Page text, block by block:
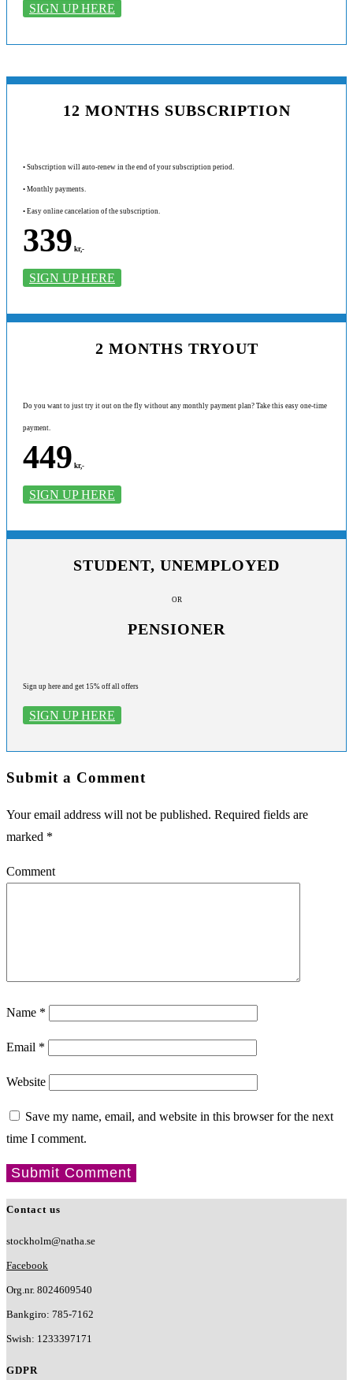
SIGN UP HERE
12 MONTHS SUBSCRIPTION
• Subscription will auto-renew in the end of your subscription period.
• Monthly payments.
• Easy online cancelation of the subscription.
339 kr,-
SIGN UP HERE
2 MONTHS TRYOUT
Do you want to just try it out on the fly without any monthly payment plan? Take this easy one-time
payment.
449 kr,-
SIGN UP HERE
STUDENT, UNEMPLOYED
OR
PENSIONER
Sign up here and get 15% off all offers
SIGN UP HERE
Submit a Comment
Your email address will not be published. Required fields are
marked *
Comment
Name *
Email *
Website
Save my name, email, and website in this browser for the next
time I comment.
Contact us
stockholm@natha.se
Facebook
Org.nr. 8024609540
Bankgiro: 785-7162
Swish: 1233397171
GDPR